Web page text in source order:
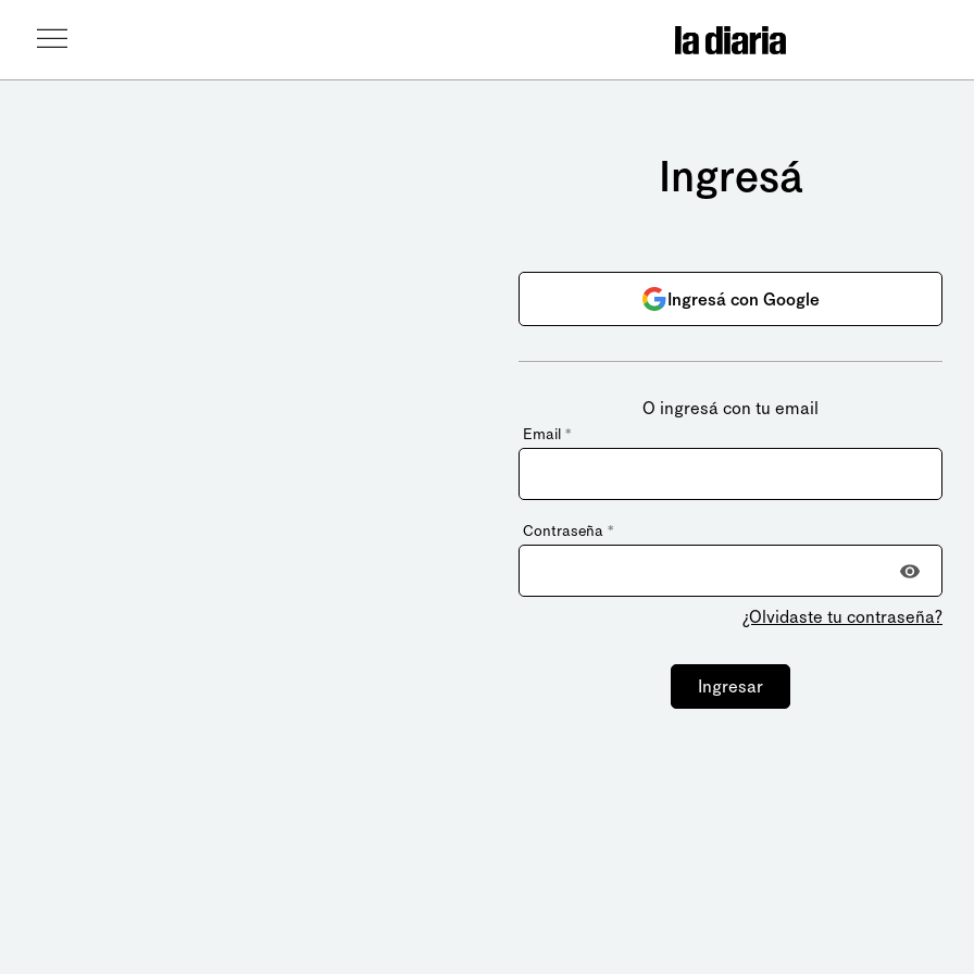
Ingresá
Ingresá con Google
O ingresá con tu email
Email *
Contraseña *
¿Olvidaste tu contraseña?
Ingresar